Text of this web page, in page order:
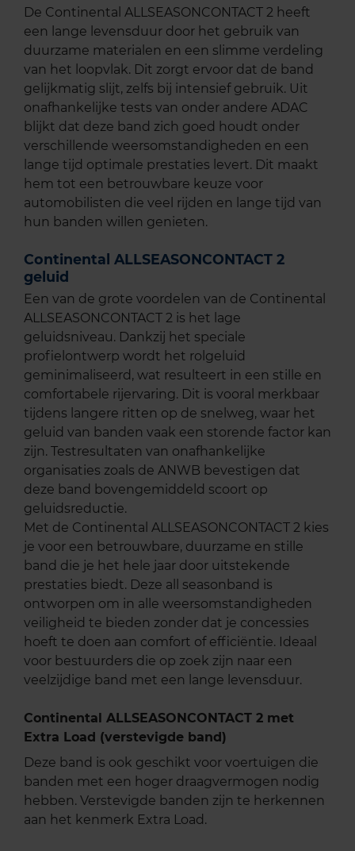
De Continental ALLSEASONCONTACT 2 heeft
een lange levensduur door het gebruik van
duurzame materialen en een slimme verdeling
van het loopvlak. Dit zorgt ervoor dat de band
gelijkmatig slijt, zelfs bij intensief gebruik. Uit
onafhankelijke tests van onder andere ADAC
blijkt dat deze band zich goed houdt onder
verschillende weersomstandigheden en een
lange tijd optimale prestaties levert. Dit maakt
hem tot een betrouwbare keuze voor
automobilisten die veel rijden en lange tijd van
hun banden willen genieten.
Continental ALLSEASONCONTACT 2
geluid
Een van de grote voordelen van de Continental
ALLSEASONCONTACT 2 is het lage
geluidsniveau. Dankzij het speciale
profielontwerp wordt het rolgeluid
geminimaliseerd, wat resulteert in een stille en
comfortabele rijervaring. Dit is vooral merkbaar
tijdens langere ritten op de snelweg, waar het
geluid van banden vaak een storende factor kan
zijn. Testresultaten van onafhankelijke
organisaties zoals de ANWB bevestigen dat
deze band bovengemiddeld scoort op
geluidsreductie.
Met de Continental ALLSEASONCONTACT 2 kies
je voor een betrouwbare, duurzame en stille
band die je het hele jaar door uitstekende
prestaties biedt. Deze all seasonband is
ontworpen om in alle weersomstandigheden
veiligheid te bieden zonder dat je concessies
hoeft te doen aan comfort of efficiëntie. Ideaal
voor bestuurders die op zoek zijn naar een
veelzijdige band met een lange levensduur.
Continental ALLSEASONCONTACT 2 met
Extra Load (verstevigde band)
Deze band is ook geschikt voor voertuigen die
banden met een hoger draagvermogen nodig
hebben. Verstevigde banden zijn te herkennen
aan het kenmerk Extra Load.